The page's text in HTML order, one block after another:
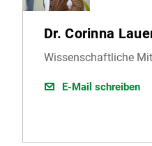
Dr. Corinna
Wissenschaftliche
E-Mail schreiben